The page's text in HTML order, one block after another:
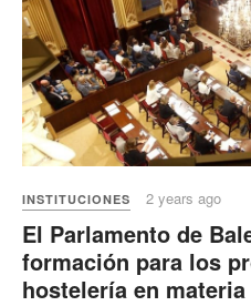
INSTITUCIONES 2 years ago
El Parlamento de
formación para los
hostelería en